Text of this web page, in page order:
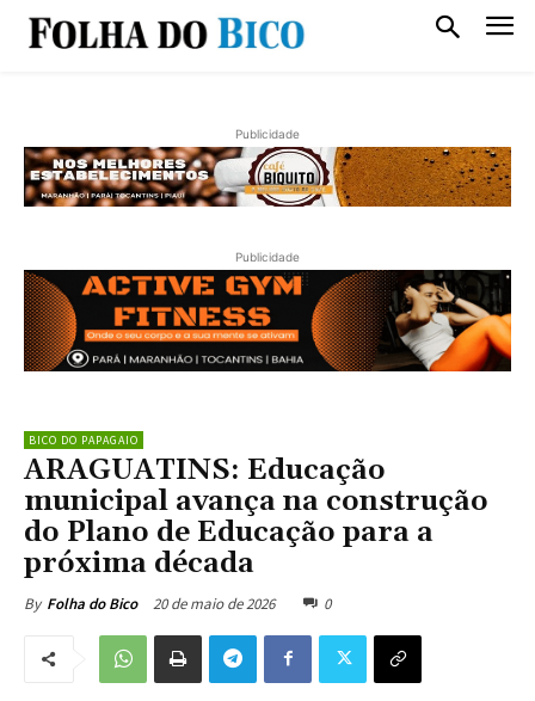
Publicidade
Publicidade
BICO DO PAPAGAIO
ARAGUATINS: Educação
municipal avança na construção
do Plano de Educação para a
próxima década
By Folha do Bico 20 de maio de 2026 0